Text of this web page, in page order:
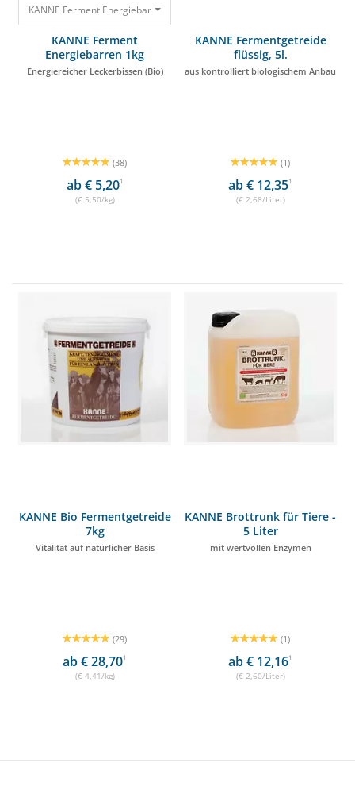
KANNE Ferment Energiebarren 1kg Energiereicher Leckerbissen (Bio)
KANNE Ferment
Energiebarren 1kg
Energiereicher Leckerbissen (Bio)
(38)
ab € 5,201
(€ 5,50/kg)
KANNE Fermentgetreide
flüssig, 5l.
aus kontrolliert biologischem Anbau
(1)
ab € 12,351
(€ 2,68/Liter)
KANNE Bio Fermentgetreide
7kg
Vitalität auf natürlicher Basis
(29)
ab € 28,701
(€ 4,41/kg)
KANNE Brottrunk für Tiere -
5 Liter
mit wertvollen Enzymen
(1)
ab € 12,161
(€ 2,60/Liter)